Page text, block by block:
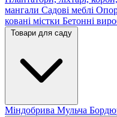
мангали Садові меблі
ковані містки Бетонні
Товари для саду
Міндобрива Мульча